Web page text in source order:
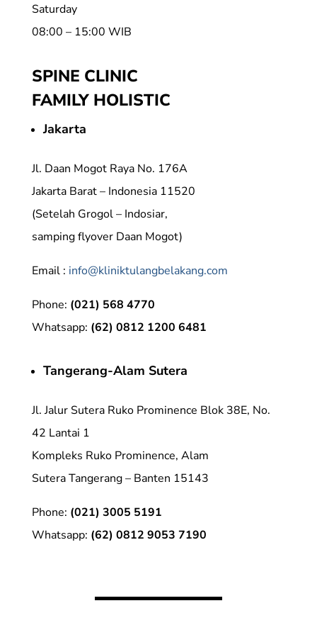
Saturday
08:00 – 15:00 WIB
SPINE CLINIC
FAMILY HOLISTIC
Jakarta
Jl. Daan Mogot Raya No. 176A
Jakarta Barat – Indonesia 11520
(Setelah Grogol – Indosiar,
samping flyover Daan Mogot)
Email : info@kliniktulangbelakang.com
Phone: (021) 568 4770
Whatsapp: (62) 0812 1200 6481
Tangerang-Alam Sutera
Jl. Jalur Sutera Ruko Prominence Blok 38E, No.
42 Lantai 1
Kompleks Ruko Prominence, Alam
Sutera Tangerang – Banten 15143
Phone: (021) 3005 5191
Whatsapp: (62) 0812 9053 7190